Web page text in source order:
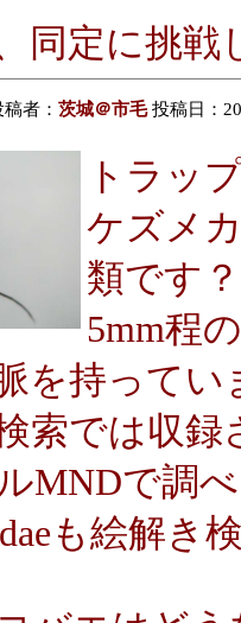
同定に挑
者： 茨城＠市毛投稿日：
トラッ
ケズメ
類です？
5mm程
を持ってい
索では収
MNDで調
も絵解き